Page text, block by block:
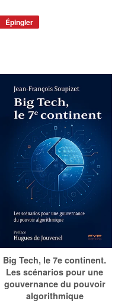
Épingler
Big Tech, le 7e continent.
Les scénarios pour une
gouvernance du pouvoir
algorithmique